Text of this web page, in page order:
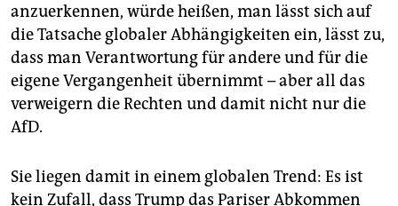
anzuerkennen, würde heißen, man lässt sich auf
die Tatsache globaler Abhängigkeiten ein, lässt zu,
dass man Verantwortung für andere und für die
eigene Vergangenheit übernimmt – aber all das
verweigern die Rechten und damit nicht nur die
AfD.
Sie liegen damit in einem globalen Trend: Es ist
kein Zufall, dass Trump das Pariser Abkommen